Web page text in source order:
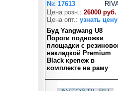
№: 17613
Цена розн.: 26000 руб.
Цена опт.: узнать цену
Буд Yangwang U8
Пороги подножки
площадки с
накладкой Premium
Black крепеж в
комплекте на раму